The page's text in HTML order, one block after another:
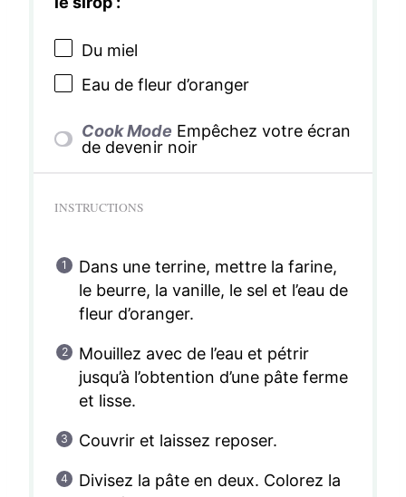
Du miel
Eau de fleur d’oranger
Cook Mode Empêchez votre écran
de devenir noir
INSTRUCTIONS
Dans une terrine, mettre la farine,
le beurre, la vanille, le sel et l’eau de
fleur d’oranger.
Mouillez avec de l’eau et pétrir
jusqu’à l’obtention d’une pâte ferme
et lisse.
Couvrir et laissez reposer.
Divisez la pâte en deux. Colorez la